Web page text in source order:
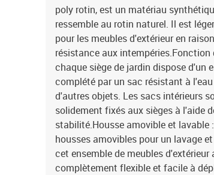
poly rotin, est un matériau
ressemble au rotin naturel. Il est
pour les meubles d'extérieur en
résistance aux
chaque siège de jardin dispose d'un
complété par un sac résistant à
d'autres objets. Les sacs intérieurs
solidement fixés aux sièges à l'aide
stabilité.Housse amovible et lavable
housses amovibles pour un lavage
cet ensemble de meubles
complètement flexible et facile à